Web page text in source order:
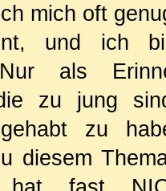
mich oft
und ich
als
zu jung
zu
diesem